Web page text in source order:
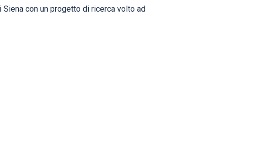
con un progetto di ricerca volto ad